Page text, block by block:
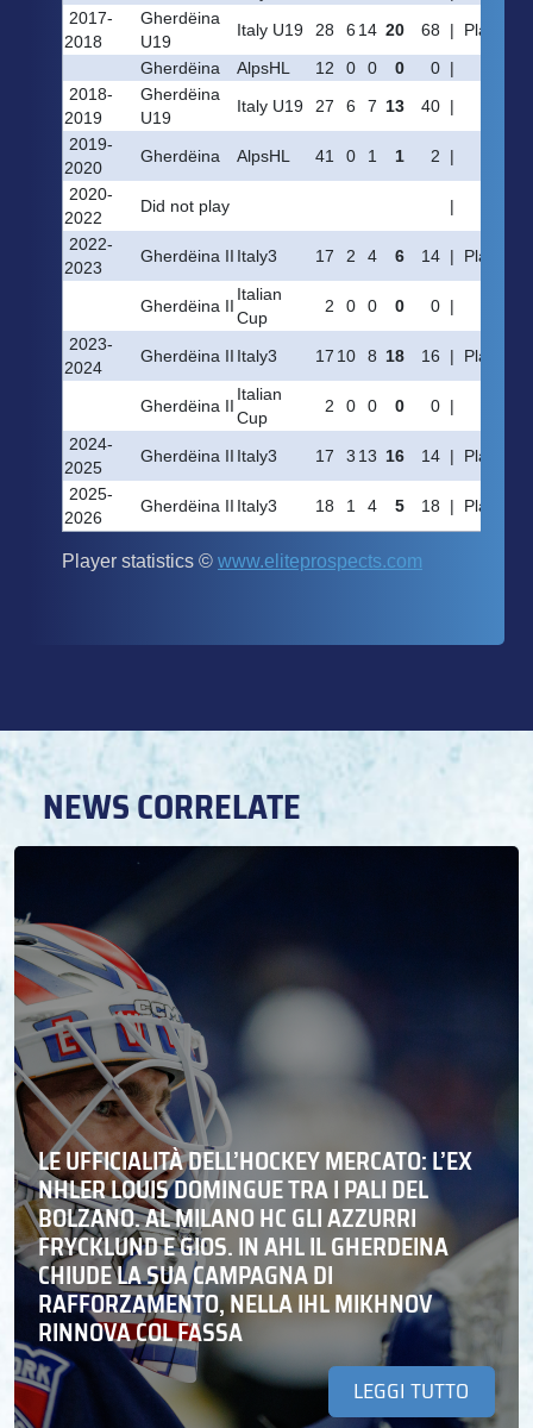
NEWS CORRELATE
LE UFFICIALITÀ DELL’HOCKEY MERCATO: L’EX
NHLER LOUIS DOMINGUE TRA I PALI DEL
BOLZANO. AL MILANO HC GLI AZZURRI
FRYCKLUND E GIOS. IN AHL IL GHERDEINA
CHIUDE LA SUA CAMPAGNA DI
RAFFORZAMENTO, NELLA IHL MIKHNOV
RINNOVA COL FASSA
LEGGI TUTTO